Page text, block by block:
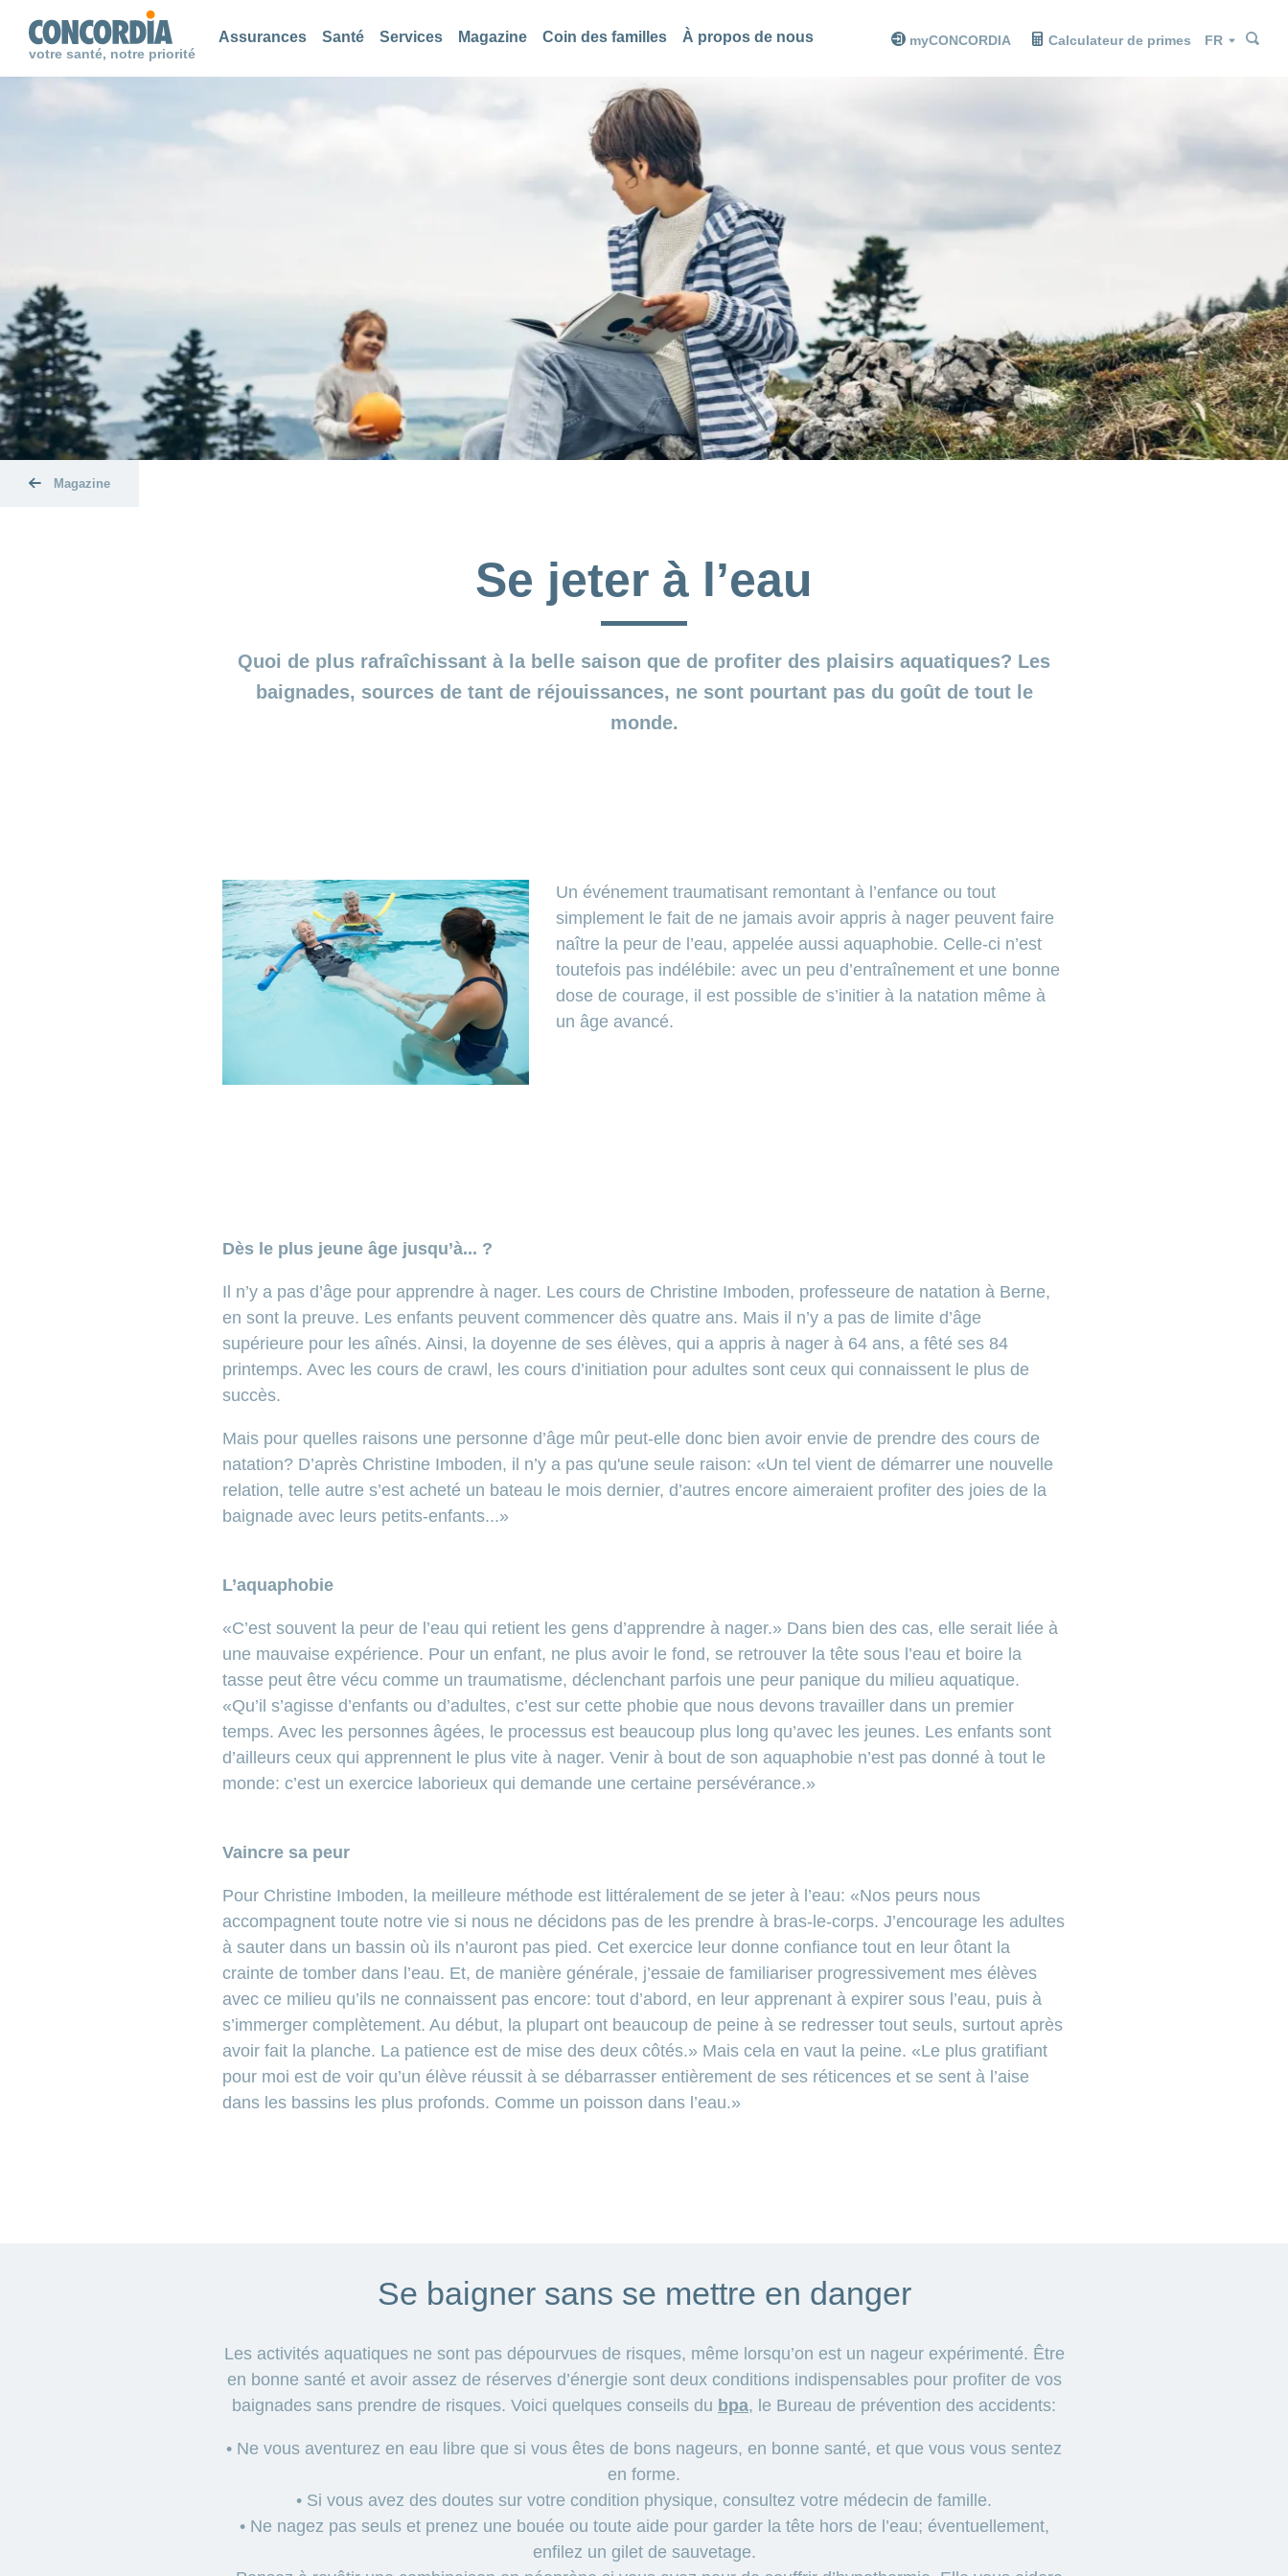
votre santé, notre priorité
Assurances Santé Services Magazine Coin des familles À propos de nous myCONCORDIA Calculateur de primes Langue
Chercher
Chercher
Chercher
Magazine
Se jeter à l’eau
Quoi de plus rafraîchissant à la belle saison que de profiter des plaisirs aquatiques? Les
baignades, sources de tant de réjouissances, ne sont pourtant pas du goût de tout le
monde.
Un événement traumatisant remontant à l’enfance ou tout
simplement le fait de ne jamais avoir appris à nager peuvent faire
naître la peur de l’eau, appelée aussi aquaphobie. Celle-ci n’est
toutefois pas indélébile: avec un peu d’entraînement et une bonne
dose de courage, il est possible de s’initier à la natation même à
un âge avancé.
Dès le plus jeune âge jusqu’à... ?
Il n’y a pas d’âge pour apprendre à nager. Les cours de Christine Imboden, professeure de natation à Berne,
en sont la preuve. Les enfants peuvent commencer dès quatre ans. Mais il n’y a pas de limite d’âge
supérieure pour les aînés. Ainsi, la doyenne de ses élèves, qui a appris à nager à 64 ans, a fêté ses 84
printemps. Avec les cours de crawl, les cours d’initiation pour adultes sont ceux qui connaissent le plus de
succès.
Mais pour quelles raisons une personne d’âge mûr peut-elle donc bien avoir envie de prendre des cours de
natation? D’après Christine Imboden, il n’y a pas qu'une seule raison: «Un tel vient de démarrer une nouvelle
relation, telle autre s’est acheté un bateau le mois dernier, d’autres encore aimeraient profiter des joies de la
baignade avec leurs petits-enfants...»
L’aquaphobie
«C’est souvent la peur de l’eau qui retient les gens d’apprendre à nager.» Dans bien des cas, elle serait liée à
une mauvaise expérience. Pour un enfant, ne plus avoir le fond, se retrouver la tête sous l’eau et boire la
tasse peut être vécu comme un traumatisme, déclenchant parfois une peur panique du milieu aquatique.
«Qu’il s’agisse d’enfants ou d’adultes, c’est sur cette phobie que nous devons travailler dans un premier
temps. Avec les personnes âgées, le processus est beaucoup plus long qu’avec les jeunes. Les enfants sont
d’ailleurs ceux qui apprennent le plus vite à nager. Venir à bout de son aquaphobie n’est pas donné à tout le
monde: c’est un exercice laborieux qui demande une certaine persévérance.»
Vaincre sa peur
Pour Christine Imboden, la meilleure méthode est littéralement de se jeter à l’eau: «Nos peurs nous
accompagnent toute notre vie si nous ne décidons pas de les prendre à bras-le-corps. J’encourage les adultes
à sauter dans un bassin où ils n’auront pas pied. Cet exercice leur donne confiance tout en leur ôtant la
crainte de tomber dans l’eau. Et, de manière générale, j’essaie de familiariser progressivement mes élèves
avec ce milieu qu’ils ne connaissent pas encore: tout d’abord, en leur apprenant à expirer sous l’eau, puis à
s’immerger complètement. Au début, la plupart ont beaucoup de peine à se redresser tout seuls, surtout après
avoir fait la planche. La patience est de mise des deux côtés.» Mais cela en vaut la peine. «Le plus gratifiant
pour moi est de voir qu’un élève réussit à se débarrasser entièrement de ses réticences et se sent à l’aise
dans les bassins les plus profonds. Comme un poisson dans l’eau.»
Se baigner sans se mettre en danger
Les activités aquatiques ne sont pas dépourvues de risques, même lorsqu’on est un nageur expérimenté. Être
en bonne santé et avoir assez de réserves d’énergie sont deux conditions indispensables pour profiter de vos
baignades sans prendre de risques. Voici quelques conseils du bpa, le Bureau de prévention des accidents:
• Ne vous aventurez en eau libre que si vous êtes de bons nageurs, en bonne santé, et que vous vous sentez
en forme.
• Si vous avez des doutes sur votre condition physique, consultez votre médecin de famille.
• Ne nagez pas seuls et prenez une bouée ou toute aide pour garder la tête hors de l’eau; éventuellement,
enfilez un gilet de sauvetage.